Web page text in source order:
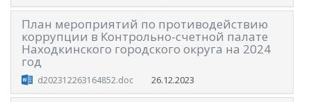
План мероприятий по противодействию
коррупции в Контрольно-счетной палате
Находкинского городского округа на 2024
год
d202312263164852.doc 26.12.2023